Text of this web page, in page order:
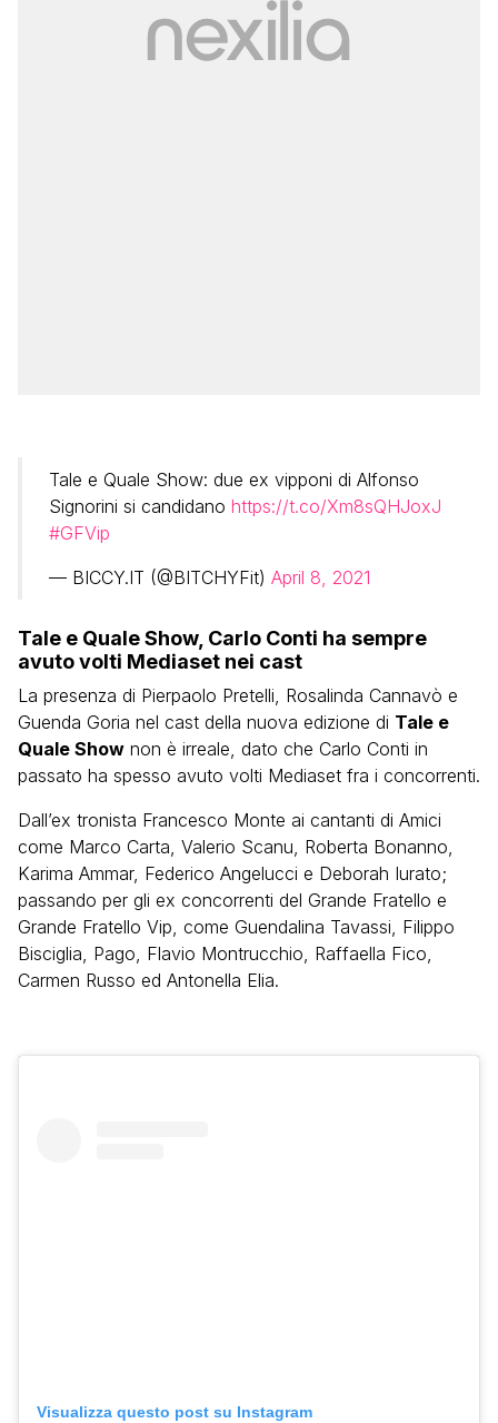
Tale e Quale Show: due ex vipponi di Alfonso
Signorini si candidano https://t.co/Xm8sQHJoxJ
#GFVip
— BICCY.IT (@BITCHYFit) April 8, 2021
Tale e Quale Show, Carlo Conti ha sempre
avuto volti Mediaset nei cast
La presenza di Pierpaolo Pretelli, Rosalinda Cannavò e
Guenda Goria nel cast della nuova edizione di Tale e
Quale Show non è irreale, dato che Carlo Conti in
passato ha spesso avuto volti Mediaset fra i concorrenti.
Dall’ex tronista Francesco Monte ai cantanti di Amici
come Marco Carta, Valerio Scanu, Roberta Bonanno,
Karima Ammar, Federico Angelucci e Deborah Iurato;
passando per gli ex concorrenti del Grande Fratello e
Grande Fratello Vip, come Guendalina Tavassi, Filippo
Bisciglia, Pago, Flavio Montrucchio, Raffaella Fico,
Carmen Russo ed Antonella Elia.
Visualizza questo post su Instagram